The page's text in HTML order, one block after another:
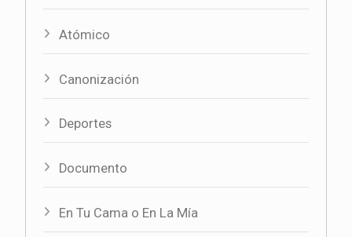
Atómico
Canonización
Deportes
Documento
En Tu Cama o En La Mía